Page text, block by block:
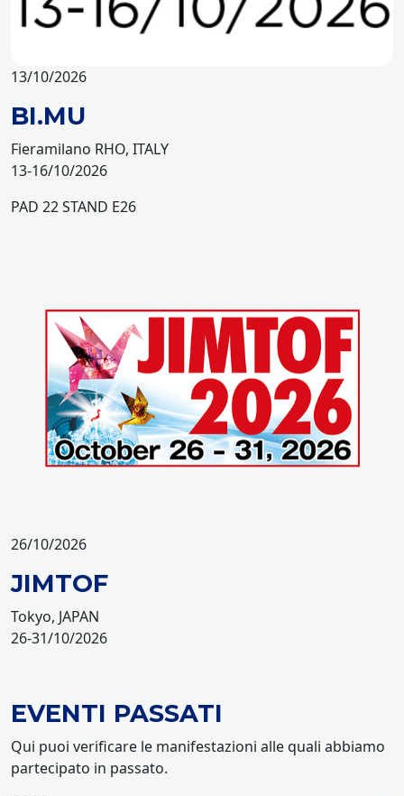
13/10/2026
BI.MU
Fieramilano RHO, ITALY
13-16/10/2026
PAD 22 STAND E26
26/10/2026
JIMTOF
Tokyo, JAPAN
26-31/10/2026
EVENTI PASSATI
Qui puoi verificare le manifestazioni alle quali abbiamo
partecipato in passato.